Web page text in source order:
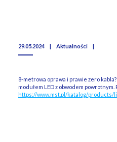
29.05.2024 Aktualności
8-metrowa oprawa i prawie zero
modułem LED z obwodem
https://www.mst.pl/katalog/products/